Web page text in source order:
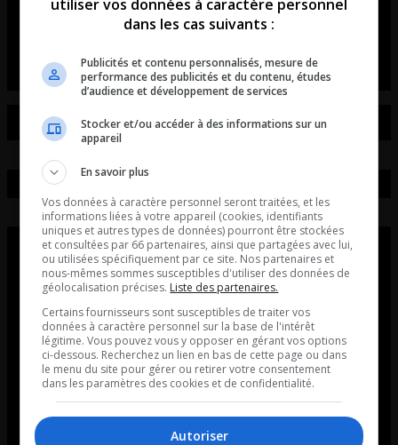
utiliser vos données à caractère personnel
dans les cas suivants :
Publicités et contenu personnalisés, mesure de
performance des publicités et du contenu, études
d’audience et développement de services
Stocker et/ou accéder à des informations sur un
appareil
En savoir plus
Vos données à caractère personnel seront traitées, et les
informations liées à votre appareil (cookies, identifiants
uniques et autres types de données) pourront être stockées
et consultées par 66 partenaires, ainsi que partagées avec lui,
ou utilisées spécifiquement par ce site. Nos partenaires et
nous-mêmes sommes susceptibles d'utiliser des données de
géolocalisation précises. Liste des partenaires.
Certains fournisseurs sont susceptibles de traiter vos
données à caractère personnel sur la base de l'intérêt
légitime. Vous pouvez vous y opposer en gérant vos options
ci-dessous. Recherchez un lien en bas de cette page ou dans
le menu du site pour gérer ou retirer votre consentement
dans les paramètres des cookies et de confidentialité.
Autoriser